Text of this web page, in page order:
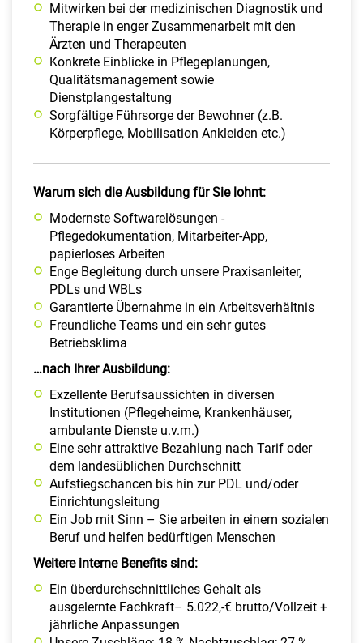
Mitwirken bei der medizinischen Diagnostik und
Therapie in enger Zusammenarbeit mit den
Ärzten und Therapeuten
Konkrete Einblicke in Pflegeplanungen,
Qualitätsmanagement sowie
Dienstplangestaltung
Sorgfältige Führsorge der Bewohner (z.B.
Körperpflege, Mobilisation Ankleiden etc.)
Warum sich die Ausbildung für Sie lohnt:
Modernste Softwarelösungen -
Pflegedokumentation, Mitarbeiter-App,
papierloses Arbeiten
Enge Begleitung durch unsere Praxisanleiter,
PDLs und WBLs
Garantierte Übernahme in ein Arbeitsverhältnis
Freundliche Teams und ein sehr gutes
Betriebsklima
…nach Ihrer Ausbildung:
Exzellente Berufsaussichten in diversen
Institutionen (Pflegeheime, Krankenhäuser,
ambulante Dienste u.v.m.)
Eine sehr attraktive Bezahlung nach Tarif oder
dem landesüblichen Durchschnitt
Aufstiegschancen bis hin zur PDL und/oder
Einrichtungsleitung
Ein Job mit Sinn – Sie arbeiten in einem sozialen
Beruf und helfen bedürftigen Menschen
Weitere interne Benefits sind:
Ein überdurchschnittliches Gehalt als
ausgelernte Fachkraft– 5.022,-€ brutto/Vollzeit +
jährliche Anpassungen